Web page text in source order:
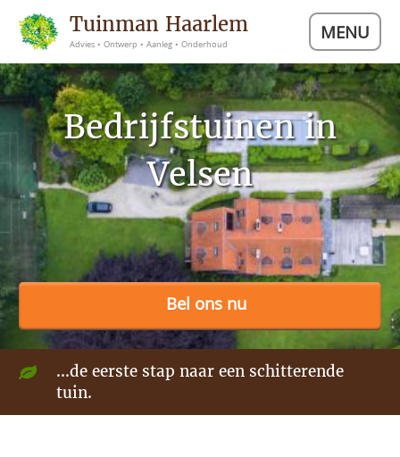
Tuinman Haarlem
Advies • Ontwerp • Aanleg • Onderhoud MENU
Bedrijfstuinen in
Velsen
Bel ons nu
...de eerste stap naar een schitterende
tuin.